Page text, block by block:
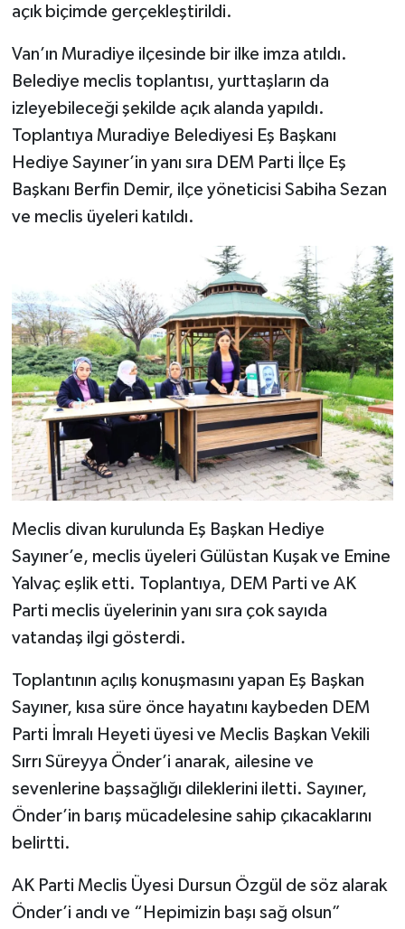
açık biçimde gerçekleştirildi.
Van’ın Muradiye ilçesinde bir ilke imza atıldı.
Belediye meclis toplantısı, yurttaşların da
izleyebileceği şekilde açık alanda yapıldı.
Toplantıya Muradiye Belediyesi Eş Başkanı
Hediye Sayıner’in yanı sıra DEM Parti İlçe Eş
Başkanı Berfin Demir, ilçe yöneticisi Sabiha Sezan
ve meclis üyeleri katıldı.
Meclis divan kurulunda Eş Başkan Hediye
Sayıner’e, meclis üyeleri Gülüstan Kuşak ve Emine
Yalvaç eşlik etti. Toplantıya, DEM Parti ve AK
Parti meclis üyelerinin yanı sıra çok sayıda
vatandaş ilgi gösterdi.
Toplantının açılış konuşmasını yapan Eş Başkan
Sayıner, kısa süre önce hayatını kaybeden DEM
Parti İmralı Heyeti üyesi ve Meclis Başkan Vekili
Sırrı Süreyya Önder’i anarak, ailesine ve
sevenlerine başsağlığı dileklerini iletti. Sayıner,
Önder’in barış mücadelesine sahip çıkacaklarını
belirtti.
AK Parti Meclis Üyesi Dursun Özgül de söz alarak
Önder’i andı ve “Hepimizin başı sağ olsun”